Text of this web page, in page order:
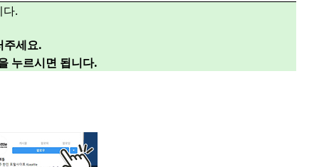
.
주세요.
누르시면 됩니다.